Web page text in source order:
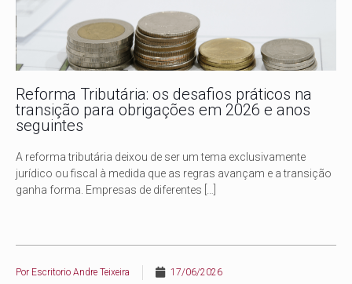
Reforma Tributária: os desafios práticos na
transição para obrigações em 2026 e anos
seguintes
A reforma tributária deixou de ser um tema exclusivamente
jurídico ou fiscal à medida que as regras avançam e a transição
ganha forma. Empresas de diferentes […]
Por Escritorio Andre Teixeira 17/06/2026